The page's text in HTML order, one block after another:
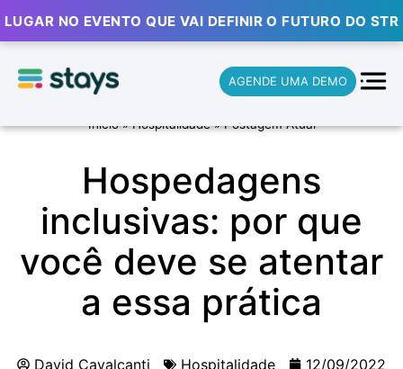
EVENTO QUE VAI DEFINIR O FUTURO DO STR 🔥
AGENDE UMA DEMO
Início»Hospitalidade»Postagem Atual
Hospedagens
inclusivas: por que
você deve se atentar
a essa prática
David Cavalcanti Hospitalidade
12/09/2022